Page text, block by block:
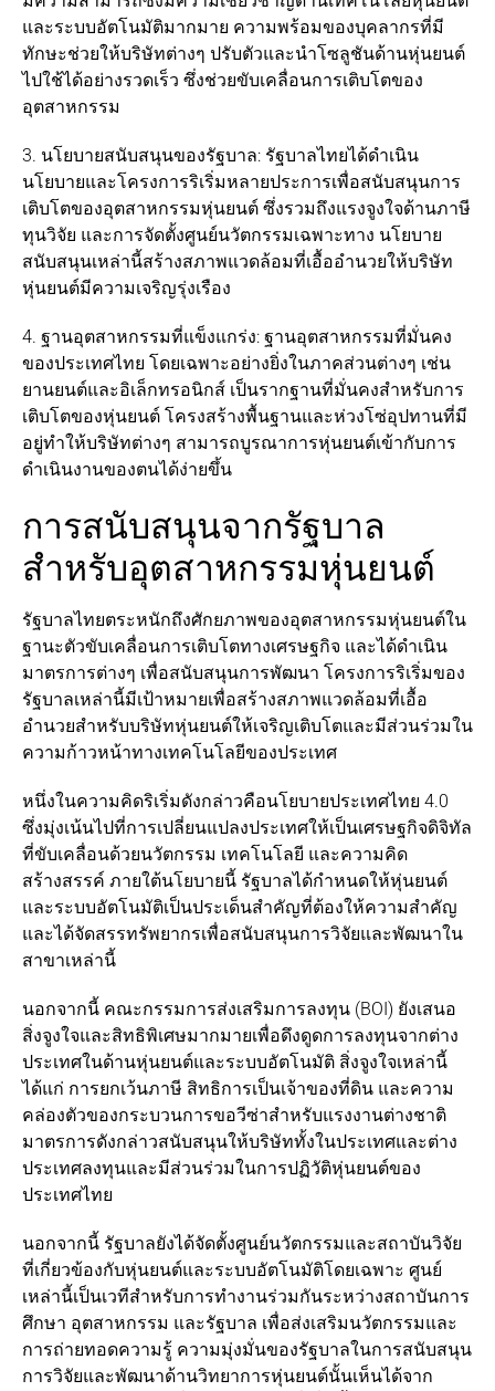
และระบบอัตโนมัติมากมาย ความพร้อมของบุคลากรที่มี
ทักษะช่วยให้บริษัทต่างๆ ปรับตัวและนำโซลูชันด้านหุ่นยนต์
ไปใช้ได้อย่างรวดเร็ว ซึ่งช่วยขับเคลื่อนการเติบโตของ
อุตสาหกรรม
3. นโยบายสนับสนุนของรัฐบาล: รัฐบาลไทยได้ดำเนิน
นโยบายและโครงการริเริ่มหลายประการเพื่อสนับสนุนการ
เติบโตของอุตสาหกรรมหุ่นยนต์ ซึ่งรวมถึงแรงจูงใจด้านภาษี
ทุนวิจัย และการจัดตั้งศูนย์นวัตกรรมเฉพาะทาง นโยบาย
สนับสนุนเหล่านี้สร้างสภาพแวดล้อมที่เอื้ออำนวยให้บริษัท
หุ่นยนต์มีความเจริญรุ่งเรือง
4. ฐานอุตสาหกรรมที่แข็งแกร่ง: ฐานอุตสาหกรรมที่มั่นคง
ของประเทศไทย โดยเฉพาะอย่างยิ่งในภาคส่วนต่างๆ เช่น
ยานยนต์และอิเล็กทรอนิกส์ เป็นรากฐานที่มั่นคงสำหรับการ
เติบโตของหุ่นยนต์ โครงสร้างพื้นฐานและห่วงโซ่อุปทานที่มี
อยู่ทำให้บริษัทต่างๆ สามารถบูรณาการหุ่นยนต์เข้ากับการ
ดำเนินงานของตนได้ง่ายขึ้น
การสนับสนุนจากรัฐบาล
สำหรับอุตสาหกรรมหุ่นยนต์
รัฐบาลไทยตระหนักถึงศักยภาพของอุตสาหกรรมหุ่นยนต์ใน
ฐานะตัวขับเคลื่อนการเติบโตทางเศรษฐกิจ และได้ดำเนิน
มาตรการต่างๆ เพื่อสนับสนุนการพัฒนา โครงการริเริ่มของ
รัฐบาลเหล่านี้มีเป้าหมายเพื่อสร้างสภาพแวดล้อมที่เอื้อ
อำนวยสำหรับบริษัทหุ่นยนต์ให้เจริญเติบโตและมีส่วนร่วมใน
ความก้าวหน้าทางเทคโนโลยีของประเทศ
หนึ่งในความคิดริเริ่มดังกล่าวคือนโยบายประเทศไทย 4.0
ซึ่งมุ่งเน้นไปที่การเปลี่ยนแปลงประเทศให้เป็นเศรษฐกิจดิจิทัล
ที่ขับเคลื่อนด้วยนวัตกรรม เทคโนโลยี และความคิด
สร้างสรรค์ ภายใต้นโยบายนี้ รัฐบาลได้กำหนดให้หุ่นยนต์
และระบบอัตโนมัติเป็นประเด็นสำคัญที่ต้องให้ความสำคัญ
และได้จัดสรรทรัพยากรเพื่อสนับสนุนการวิจัยและพัฒนาใน
สาขาเหล่านี้
นอกจากนี้ คณะกรรมการส่งเสริมการลงทุน (BOI) ยังเสนอ
สิ่งจูงใจและสิทธิพิเศษมากมายเพื่อดึงดูดการลงทุนจากต่าง
ประเทศในด้านหุ่นยนต์และระบบอัตโนมัติ สิ่งจูงใจเหล่านี้
ได้แก่ การยกเว้นภาษี สิทธิการเป็นเจ้าของที่ดิน และความ
คล่องตัวของกระบวนการขอวีซ่าสำหรับแรงงานต่างชาติ
มาตรการดังกล่าวสนับสนุนให้บริษัททั้งในประเทศและต่าง
ประเทศลงทุนและมีส่วนร่วมในการปฏิวัติหุ่นยนต์ของ
ประเทศไทย
นอกจากนี้ รัฐบาลยังได้จัดตั้งศูนย์นวัตกรรมและสถาบันวิจัย
ที่เกี่ยวข้องกับหุ่นยนต์และระบบอัตโนมัติโดยเฉพาะ ศูนย์
เหล่านี้เป็นเวทีสำหรับการทำงานร่วมกันระหว่างสถาบันการ
ศึกษา อุตสาหกรรม และรัฐบาล เพื่อส่งเสริมนวัตกรรมและ
การถ่ายทอดความรู้ ความมุ่งมั่นของรัฐบาลในการสนับสนุน
การวิจัยและพัฒนาด้านวิทยาการหุ่นยนต์นั้นเห็นได้จาก